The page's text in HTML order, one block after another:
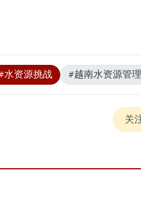
水资源挑战 #越南水资源管
关